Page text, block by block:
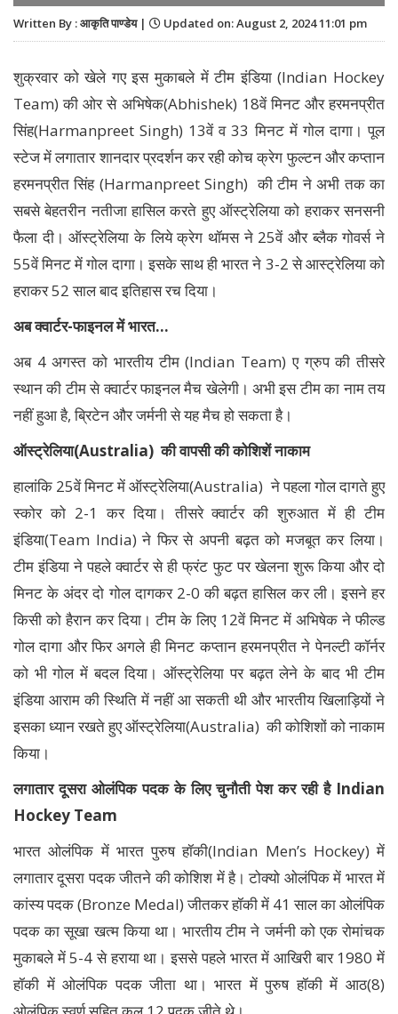
Written By : आकृति पाण्डेय | Updated on: August 2, 2024 11:01 pm
शुक्रवार को खेले गए इस मुकाबले में टीम इंडिया (Indian Hockey
Team) की ओर से अभिषेक(Abhishek) 18वें मिनट और हरमनप्रीत
सिंह(Harmanpreet Singh) 13वें व 33 मिनट में गोल दागा। पूल
स्टेज में लगातार शानदार प्रदर्शन कर रही कोच क्रेग फुल्टन और कप्तान
हरमनप्रीत सिंह (Harmanpreet Singh) की टीम ने अभी तक का
सबसे बेहतरीन नतीजा हासिल करते हुए ऑस्ट्रेलिया को हराकर सनसनी
फैला दी। ऑस्ट्रेलिया के लिये क्रेग थॉमस ने 25वें और ब्लैक गोवर्स ने
55वें मिनट में गोल दागा। इसके साथ ही भारत ने 3-2 से आस्ट्रेलिया को
हराकर 52 साल बाद इतिहास रच दिया।
अब क्‍वार्टर-फाइनल में भारत…
अब 4 अगस्‍त को भारतीय टीम (Indian Team) ए ग्रुप की तीसरे
स्‍थान की टीम से क्‍वार्टर फाइनल मैच खेलेगी। अभी इस टीम का नाम तय
नहीं हुआ है, ब्रिटेन और जर्मनी से यह मैच हो सकता है।
ऑस्ट्रेलिया(Australia) की वापसी की कोशिशें नाकाम
हालांकि 25वें मिनट में ऑस्ट्रेलिया(Australia) ने पहला गोल दागते हुए
स्कोर को 2-1 कर दिया। तीसरे क्वार्टर की शुरुआत में ही टीम
इंडिया(Team India) ने फिर से अपनी बढ़त को मजबूत कर लिया।
टीम इंडिया ने पहले क्वार्टर से ही फ्रंट फुट पर खेलना शुरू किया और दो
मिनट के अंदर दो गोल दागकर 2-0 की बढ़त हासिल कर ली। इसने हर
किसी को हैरान कर दिया। टीम के लिए 12वें मिनट में अभिषेक ने फील्ड
गोल दागा और फिर अगले ही मिनट कप्तान हरमनप्रीत ने पेनल्टी कॉर्नर
को भी गोल में बदल दिया। ऑस्ट्रेलिया पर बढ़त लेने के बाद भी टीम
इंडिया आराम की स्थिति में नहीं आ सकती थी और भारतीय खिलाड़ियों ने
इसका ध्यान रखते हुए ऑस्ट्रेलिया(Australia) की कोशिशों को नाकाम
किया।
लगातार दूसरा ओलंपिक पदक के लिए चुनौती पेश कर रही है Indian
Hockey Team
भारत ओलंपिक में भारत पुरुष हॉकी(Indian Men’s Hockey) में
लगातार दूसरा पदक जीतने की कोशिश में है। टोक्यो ओलंपिक में भारत में
कांस्य पदक (Bronze Medal) जीतकर हॉकी में 41 साल का ओलंपिक
पदक का सूखा खत्म किया था। भारतीय टीम ने जर्मनी को एक रोमांचक
मुकाबले में 5-4 से हराया था। इससे पहले भारत में आखिरी बार 1980 में
हॉकी में ओलंपिक पदक जीता था। भारत में पुरुष हॉकी में आठ(8)